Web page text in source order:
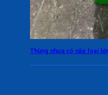
Thùng nhựa có nắp loại